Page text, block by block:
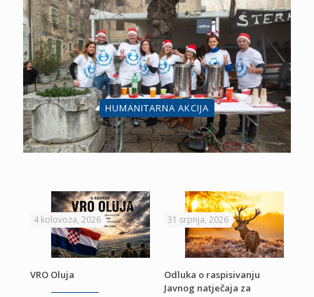
HUMANITARNA AKCIJA
4 kolovoza, 2026
VRO Oluja
31 srpnja, 2026
Odluka o raspisivanju
Javnog natječaja za